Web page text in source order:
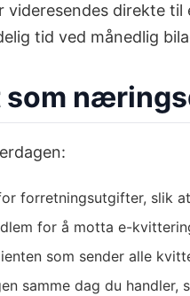
direkte
tid ved månedlig
forretningsutgifter, slik
for å motta e-
som sender alle
samme dag du handler,